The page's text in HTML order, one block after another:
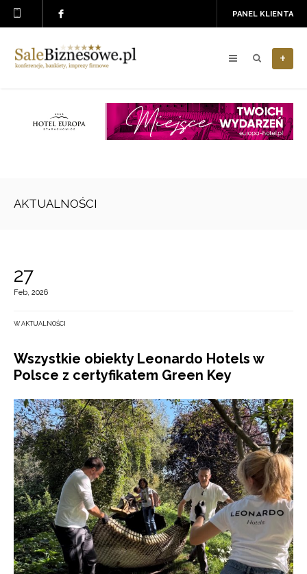
PANEL KLIENTA
+
AKTUALNOŚCI
27
Feb, 2026
W AKTUALNOŚCI
Wszystkie obiekty Leonardo Hotels w
Polsce z certyfikatem Green Key